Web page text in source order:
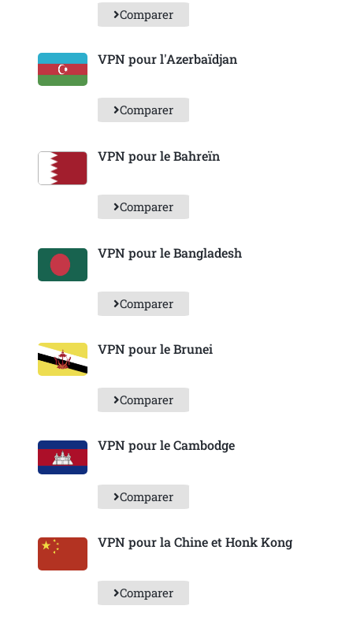
Comparer
VPN pour l'Azerbaïdjan
Comparer
VPN pour le Bahreïn
Comparer
VPN pour le Bangladesh
Comparer
VPN pour le Brunei
Comparer
VPN pour le Cambodge
Comparer
VPN pour la Chine et Honk Kong
Comparer